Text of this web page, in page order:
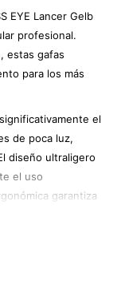
EYE Lancer Gelb
profesional.
estas gafas
para los más
el
de poca luz,
diseño ultraligero
el uso
garantiza